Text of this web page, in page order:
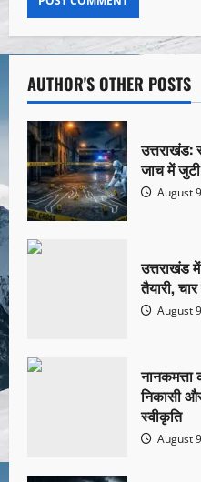
AUTHOR'S OTHER POSTS
जाच में
August
उत्तराखंड
तैयारी,
August
निकासी
स्वीकृति
August